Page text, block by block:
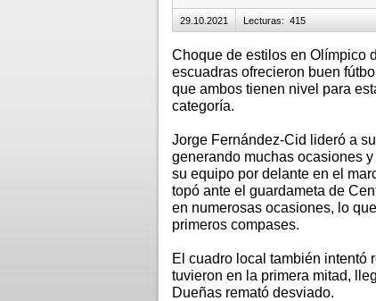
29.10.2021 Lecturas: 415
Choque de estilos en Olímpico
escuadras ofrecieron buen
que ambos tienen nivel para
categoría.
Jorge Fernández-Cid lideró a
generando muchas ocasiones
su equipo por delante en el
topó ante el guardameta de
en numerosas ocasiones, lo
primeros compases.
El cuadro local también intentó
tuvieron en la primera mitad,
Dueñas remató desviado.